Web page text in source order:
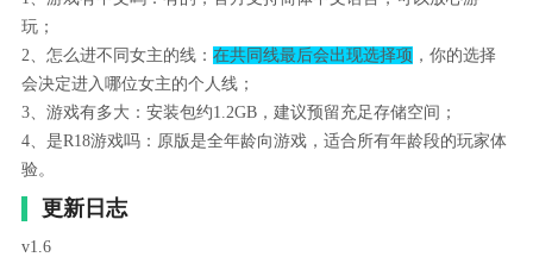
玩；
2、怎么进不同女主的线： 在共同线最后会出现选择项 ，你的选择
会决定进入哪位女主的个人线；
3、游戏有多大：安装包约1.2GB，建议预留充足存储空间；
4、是R18游戏吗：原版是全年龄向游戏，适合所有年龄段的玩家体
验。
更新日志
v1.6